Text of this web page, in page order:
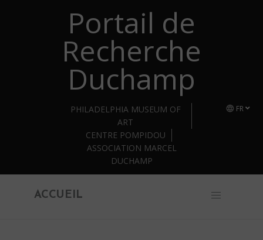
Retourner au contenu principal
Portail de
Recherche
Duchamp
FR
PHILADELPHIA MUSEUM OF
ART
CENTRE POMPIDOU
ASSOCIATION MARCEL
DUCHAMP
ACCUEIL